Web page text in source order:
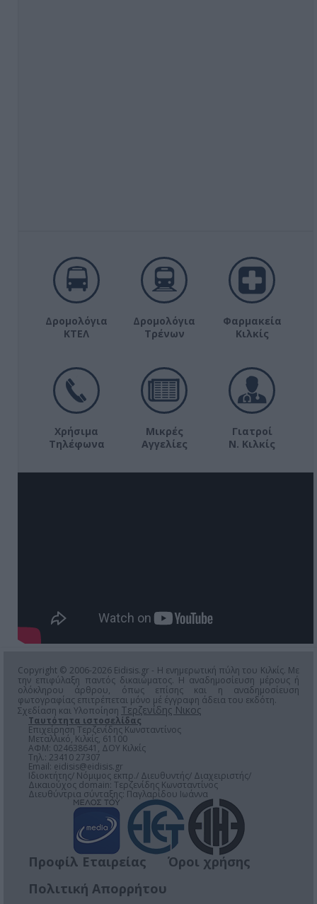
Δρομολόγια
ΚΤΕΛ
Δρομολόγια
Τρένων
Φαρμακεία
Κιλκίς
Χρήσιμα
Τηλέφωνα
Μικρές
Αγγελίες
Γιατροί
Ν. Κιλκίς
Copyright © 2006-2026 Eidisis.gr - Η ενημερωτική πύλη του Κιλκίς. Με
την επιφύλαξη παντός δικαιώματος. Η αναδημοσίευση μέρους ή
ολόκληρου άρθρου, όπως επίσης και η αναδημοσίευση
φωτογραφίας επιτρέπεται μόνο μέ έγγραφη άδεια του εκδότη.
Σχεδίαση και Υλοποίηση Τερζενίδης Νικος
Ταυτότητα ιστοσελίδας
Επιχείρηση Τερζενίδης Κωνσταντίνος
Μεταλλικό, Κιλκίς, 61100
ΑΦΜ: 024638641, ΔΟΥ Κιλκίς
Τηλ.: 23410 27307
Email: eidisis@eidisis.gr
Ιδιοκτήτης/ Νόμιμος εκπρ./ Διευθυντής/ Διαχειριστής/
Δικαιούχος domain: Τερζενίδης Κωνσταντίνος
Διευθύντρια σύνταξης: Παγλαρίδου Ιωάννα
Προφίλ Εταιρείας
Όροι χρήσης
Πολιτική Απορρήτου